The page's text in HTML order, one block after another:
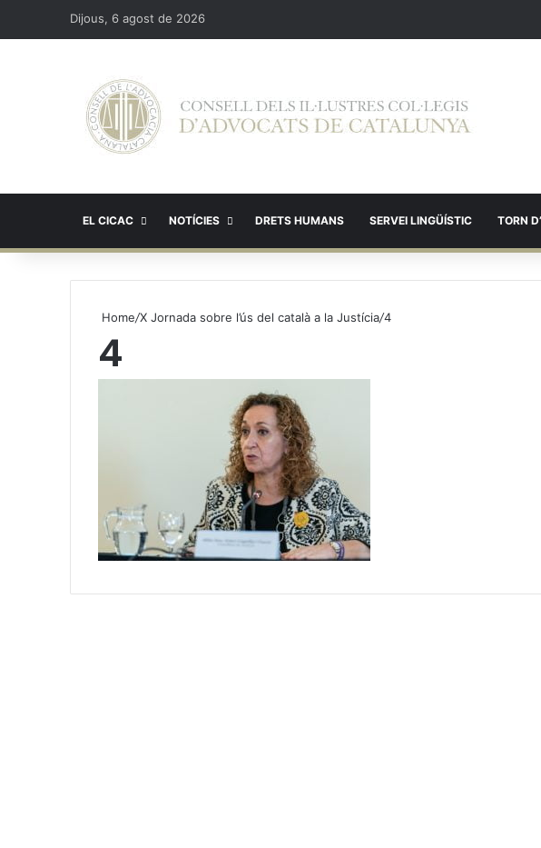
Dijous, 6 agost de 2026
EL CICAC NOTÍCIES DRETS HUMANS SERVEI LINGÜÍSTIC TORN
Home/X Jornada sobre l’ús del català a la Justícia/4
4